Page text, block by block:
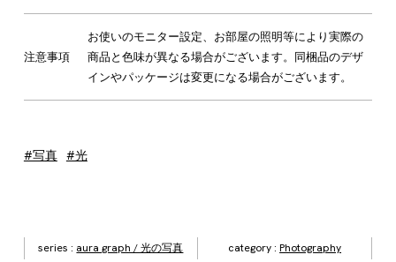
注意事項
お使いのモニター設定、お部屋の照明等により実際の
商品と色味が異なる場合がございます。同梱品のデザ
インやパッケージは変更になる場合がございます。
#写真 #光
series : aura graph / 光の写真 category :Photography